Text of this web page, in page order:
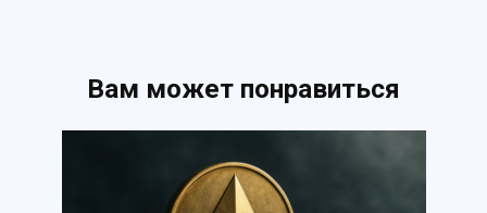
Вам может понравиться